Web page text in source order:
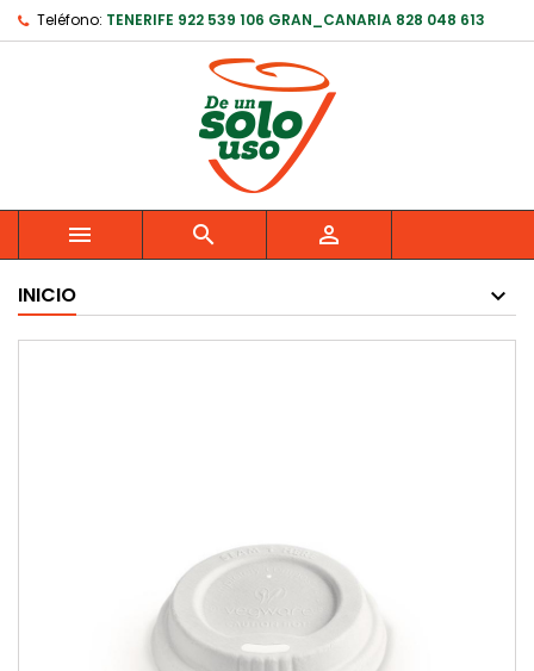
Teléfono: TENERIFE 922 539 106 GRAN_CANARIA 828 048 613
  
INICIO